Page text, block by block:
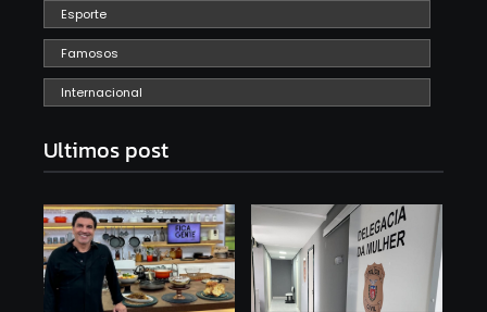
Esporte
Famosos
Internacional
Ultimos post